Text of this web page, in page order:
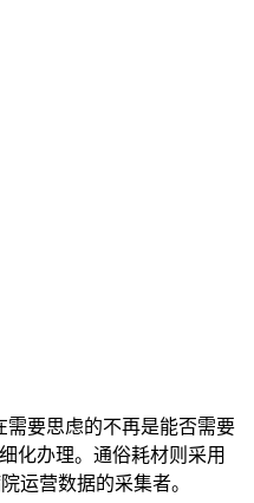
需要思虑的不再是能否需要
化办理。通俗耗材则采用
运营数据的采集者。